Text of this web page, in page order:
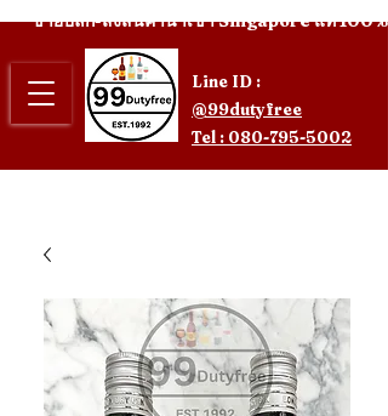
Line ID :
@99dutyfree
Tel : 080-795-5002
ขายปลีก-ส่งสินค้านำเข้า Singapore แท้ 100%